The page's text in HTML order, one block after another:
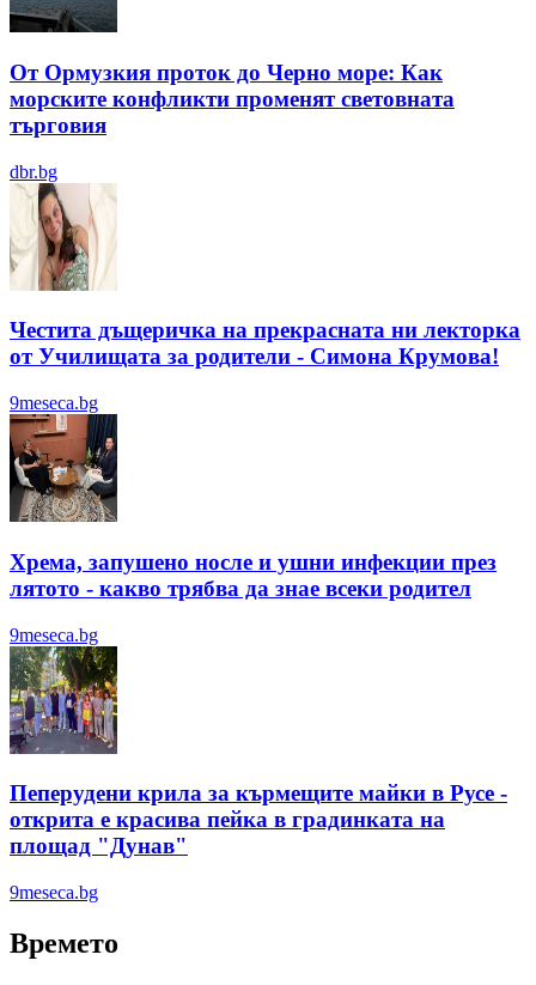
От Ормузкия проток до Черно море: Как
морските конфликти променят световната
търговия
dbr.bg
Честита дъщеричка на прекрасната ни лекторка
от Училищата за родители - Симона Крумова!
9meseca.bg
Хрема, запушено носле и ушни инфекции през
лятотo - какво трябва да знае всеки родител
9meseca.bg
Пеперудени крила за кърмещите майки в Русе -
открита е красива пейка в градинката на
площад "Дунав"
9meseca.bg
Времето